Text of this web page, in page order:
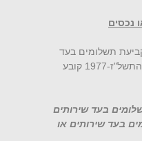
נכסים
(קביעת תשלומים בעד
שירותים או נכסים כהכנסה), התשל"ז-1977 קובע
בעד שירותים
בעד שירותים או